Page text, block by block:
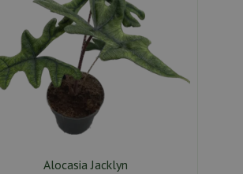
Alocasia Jacklyn